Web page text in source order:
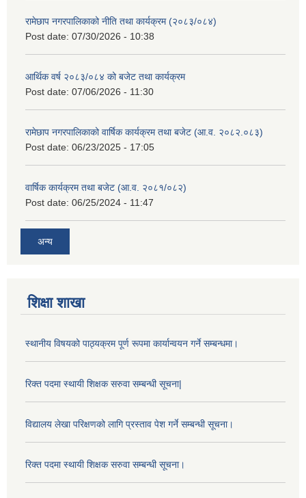
रामेछाप नगरपालिकाको नीति तथा कार्यक्रम (२०८३/०८४)
Post date: 07/30/2026 - 10:38
आर्थिक वर्ष २०८३/०८४ को बजेट तथा कार्यक्रम
Post date: 07/06/2026 - 11:30
रामेछाप नगरपालिकाको वार्षिक कार्यक्रम तथा बजेट (आ.व. २०८२.०८३)
Post date: 06/23/2025 - 17:05
वार्षिक कार्यक्रम तथा बजेट (आ.व. २०८१/०८२)
Post date: 06/25/2024 - 11:47
अन्य
शिक्षा शाखा
स्थानीय विषयको पाठ्यक्रम पूर्ण रूपमा कार्यान्वयन गर्ने सम्बन्धमा।
रिक्त पदमा स्थायी शिक्षक सरुवा सम्बन्धी सूचना|
विद्यालय लेखा परिक्षणको लागि प्रस्ताव पेश गर्ने सम्बन्धी सूचना।
रिक्त पदमा स्थायी शिक्षक सरुवा सम्बन्धी सूचना।